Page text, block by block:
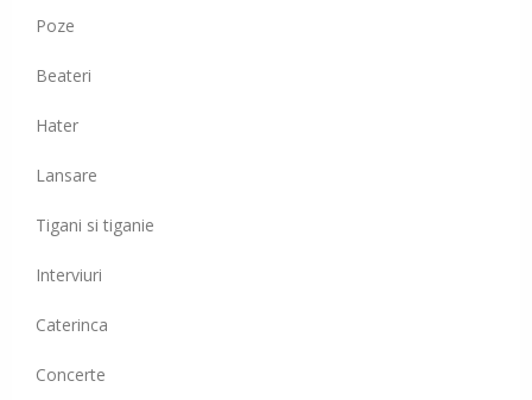
Poze
Beateri
Hater
Lansare
Tigani si tiganie
Interviuri
Caterinca
Concerte